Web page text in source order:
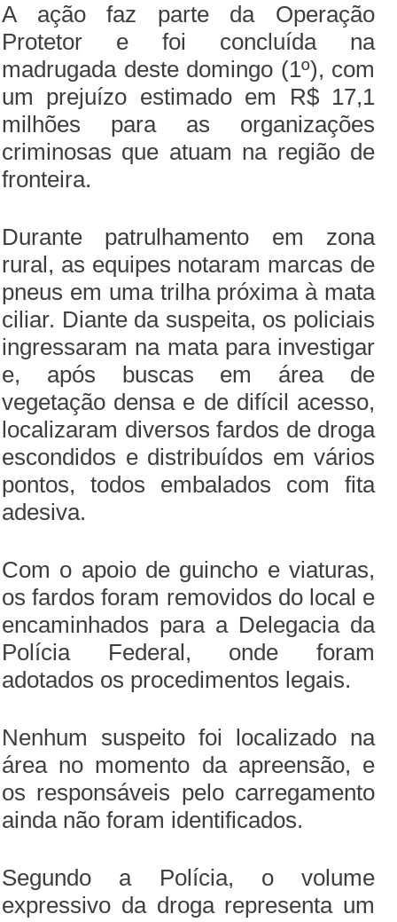
A ação faz parte da Operação
Protetor e foi concluída na
madrugada deste domingo (1º), com
um prejuízo estimado em R$ 17,1
milhões para as organizações
criminosas que atuam na região de
fronteira.
Durante patrulhamento em zona
rural, as equipes notaram marcas de
pneus em uma trilha próxima à mata
ciliar. Diante da suspeita, os policiais
ingressaram na mata para investigar
e, após buscas em área de
vegetação densa e de difícil acesso,
localizaram diversos fardos de droga
escondidos e distribuídos em vários
pontos, todos embalados com fita
adesiva.
Com o apoio de guincho e viaturas,
os fardos foram removidos do local e
encaminhados para a Delegacia da
Polícia Federal, onde foram
adotados os procedimentos legais.
Nenhum suspeito foi localizado na
área no momento da apreensão, e
os responsáveis pelo carregamento
ainda não foram identificados.
Segundo a Polícia, o volume
expressivo da droga representa um